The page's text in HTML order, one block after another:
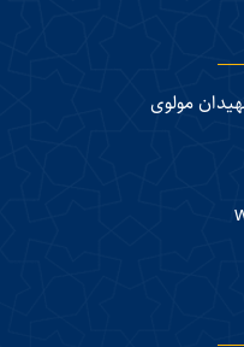
مولوی